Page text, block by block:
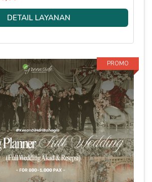
DETAIL LAYANAN
PROMO